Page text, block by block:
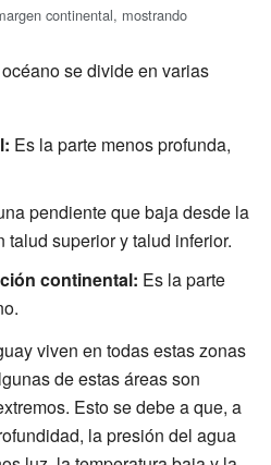
continental, mostrando
se divide en varias
Es la parte menos profunda,
pendiente que baja desde la
talud superior y talud inferior.
continental: Es la parte
viven en todas estas zonas
de estas áreas son
Esto se debe a que, a
la presión del agua